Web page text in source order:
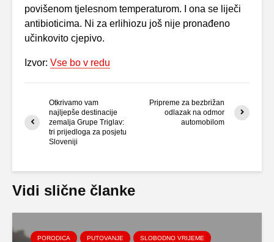
povišenom tjelesnom temperaturom. I ona se liječi
antibioticima. Ni za erlihiozu još nije pronađeno
učinkovito cjepivo.
Izvor: Vse bo v redu
Otkrivamo vam
najljepše destinacije
zemalja Grupe Triglav:
tri prijedloga za posjetu
Sloveniji
Pripreme za bezbrižan
odlazak na odmor
automobilom
Vidi slične članke
PORODICA PUTOVANJE SLOBODNO VRIJEME